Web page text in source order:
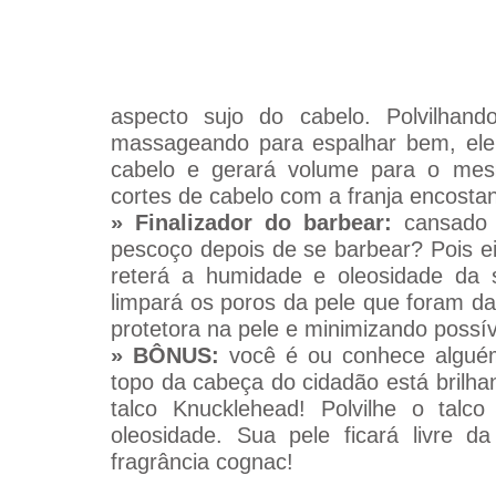
aspecto sujo do cabelo.
massageando para espalhar bem,
cabelo e gerará volume para o
cortes de cabelo com a franja
» Finalizador do barbear:
pescoço depois de se barbear? Pois
reterá a humidade e oleosidade da
limpará os poros da pele que foram
protetora na pele e minimizando
» BÔNUS: você é ou conhece
topo da cabeça do cidadão está
talco Knucklehead! Polvilhe o
oleosidade. Sua pele ficará livre
fragrância cognac!